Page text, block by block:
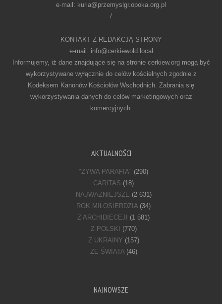
e-mail: kuria@przemyslgr.opoka.org.pl
/
KONTAKT Z REDAKCJĄ STRONY
e-mail: info@cerkiewold.local
Informujemy, iż dane znajdujące się na stronie cerkiew.org mogą być
wykorzystywane wyłącznie do celów kościelnych zgodnie z
Kodeksem Kanonów Kościołów Wschodnich. Zabrania się
wykorzystywania danych do celów marketingowych oraz
komercyjnych.
AKTUALNOŚCI
"ŻYWA PARAFIA" (290)
CARITAS (18)
NAJWAŻNIEJSZE (2 631)
ROK MIŁOSIERDZIA (34)
Z ARCHIDIECEJI (1 581)
Z POLSKI (770)
Z UKRAINY (157)
ZE ŚWIATA(46)
NAJNOWSZE